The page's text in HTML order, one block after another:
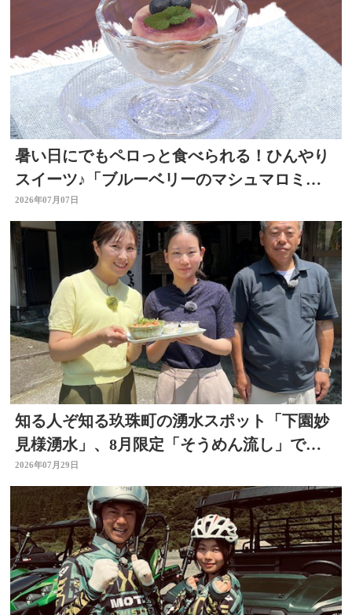
暑い日にでもペロっと食べられる！ひんやり
スイーツ♪「ブルーベリーのマシュマロミル
クアイス」 ～開店！キッチン別府ちゃん～
2026年07月07日
知る人ぞ知る玖珠町の湧水スポット「下園妙
見様湧水」、8月限定「そうめん流し」で涼
を求めて
2026年07月29日